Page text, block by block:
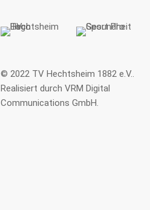
© 2022 TV Hechtsheim 1882 e.V..
Realisiert durchVRM Digital
Communications GmbH.